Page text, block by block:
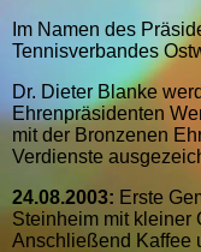
Im Namen des
Tennisverbandes
Dr. Dieter Blanke
Ehrenpräsidenten
mit der Bronzenen
Verdienste
24.08.2003: Erste
Steinheim mit kleiner
Anschließend Kaffee